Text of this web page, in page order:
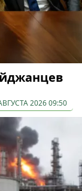
2026 09:50